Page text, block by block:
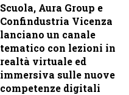
Scuola, Aura Group e
Confindustria Vicenza
lanciano un canale
tematico con lezioni in
realtà virtuale ed
immersiva sulle nuove
competenze digitali